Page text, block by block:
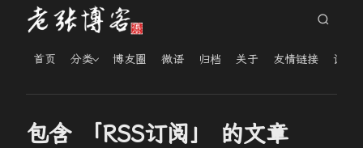
首页 分类 博友圈 微语 归档 关于 友情链接 读者
包含 「RSS订阅」 的文章